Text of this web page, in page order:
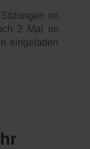
im
2 Mal im
eingeladen